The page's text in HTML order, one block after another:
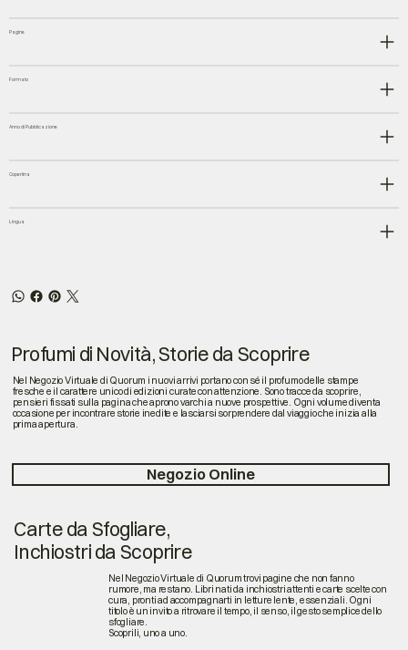
Pagine
Formato
Anno di Pubblicazione
Copertina
Lingua
Profumi di Novità, Storie da Scoprire
Nel Negozio Virtuale di Quorum i nuovi arrivi portano con sé il profumo delle stampe
fresche e il carattere unico di edizioni curate con attenzione. Sono tracce da scoprire,
pensieri fissati sulla pagina che aprono varchi a nuove prospettive. Ogni volume diventa
occasione per incontrare storie inedite e lasciarsi sorprendere dal viaggio che inizia alla
prima apertura.
Negozio Online
Carte da Sfogliare,
Inchiostri da Scoprire
Nel Negozio Virtuale di Quorum trovi pagine che non fanno
rumore, ma restano. Libri nati da inchiostri attenti e carte scelte con
cura, pronti ad accompagnarti in letture lente, essenziali. Ogni
titolo è un invito a ritrovare il tempo, il senso, il gesto semplice dello
sfogliare.
Scoprili, uno a uno.